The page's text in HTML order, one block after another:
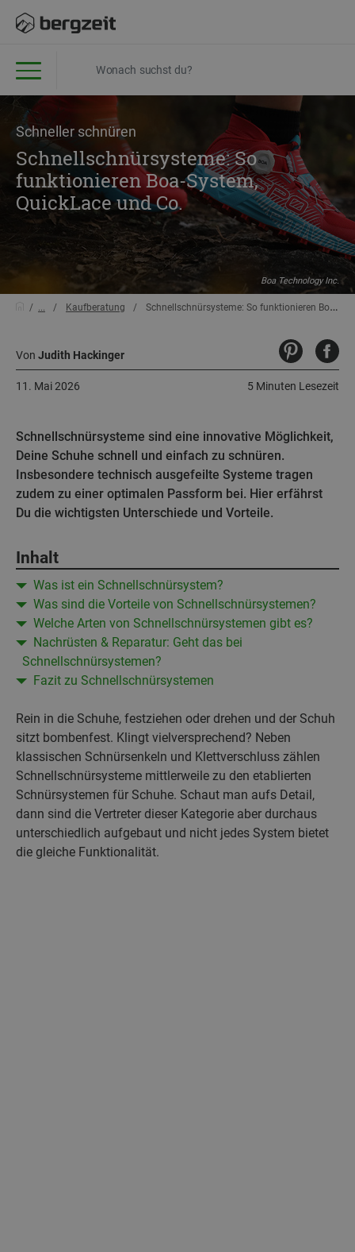
Schneller schnüren
Schnellschnürsysteme: So
funktionieren Boa-System,
QuickLace und Co.
Boa Technology Inc.
... Kaufberatung Schnellschnürsysteme: So funktionieren Boa-System, QuickLace und Co.
Von Judith Hackinger
5 Minuten Lesezeit
11. Mai 2026
Schnellschnürsysteme sind eine innovative Möglichkeit,
Deine Schuhe schnell und einfach zu schnüren.
Insbesondere technisch ausgefeilte Systeme tragen
zudem zu einer optimalen Passform bei. Hier erfährst
Du die wichtigsten Unterschiede und Vorteile.
Inhalt
Was ist ein Schnellschnürsystem?
Was sind die Vorteile von Schnellschnürsystemen?
Welche Arten von Schnellschnürsystemen gibt es?
Nachrüsten & Reparatur: Geht das bei
Schnellschnürsystemen?
Fazit zu Schnellschnürsystemen
Rein in die Schuhe, festziehen oder drehen und der Schuh
sitzt bombenfest. Klingt vielversprechend? Neben
klassischen Schnürsenkeln und Klettverschluss zählen
Schnellschnürsysteme mittlerweile zu den etablierten
Schnürsystemen für Schuhe. Schaut man aufs Detail,
dann sind die Vertreter dieser Kategorie aber durchaus
unterschiedlich aufgebaut und nicht jedes System bietet
die gleiche Funktionalität.